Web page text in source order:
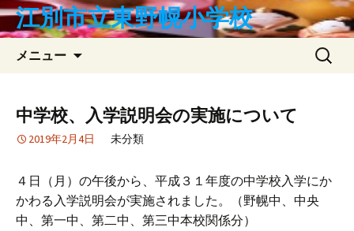
コ
ン 江別市立東野幌小学校
メニュー
検
索:
中学校、入学説明会の実施について
2019年2月4日 未分類
４日（月）の午後から、平成３１年度の中学校入学にか
かわる入学説明会が実施されました。（野幌中、中央
中、第一中、第二中、第三中本校関係分）